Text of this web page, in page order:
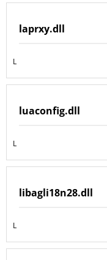
laprxy.dll
L
luaconfig.dll
L
libagli18n28.dll
L